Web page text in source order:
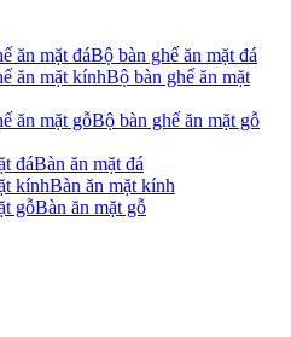
Bộ bàn ghế ăn mặt đá
Bộ bàn ghế ăn mặt
Bộ bàn ghế ăn mặt gỗ
Bàn ăn mặt đá
Bàn ăn mặt kính
Bàn ăn mặt gỗ